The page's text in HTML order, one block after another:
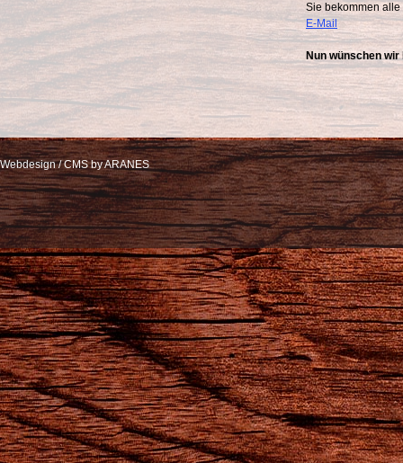
Sie bekommen alle
E-Mail
Nun wünschen
Webdesign / CMS by ARANES